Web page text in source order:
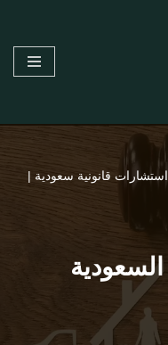
استشارات قانونية سعودية |